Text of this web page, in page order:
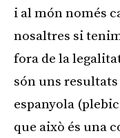
i al món només
nosaltres si
fora de la
són uns
espanyola
que això és una